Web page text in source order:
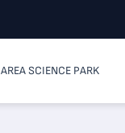
AREA SCIENCE PARK